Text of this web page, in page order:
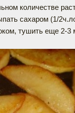
количестве
сахаром (1/
тушить еще 2-3